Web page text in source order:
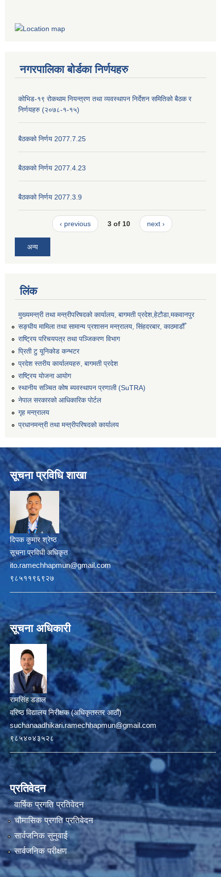
नगरपालिका बोर्डका निर्णयहरु
कोभिड-१९ रोकथाम नियन्त्रण तथा व्यवस्थापन निर्देशन समितिको बैठक र
निर्णयहरु (२०७८-१-१५)
बैठकको निर्णय 2077.7.25
बैठकको निर्णय 2077.4.23
बैठकको निर्णय 2077.3.9
‹ previous 3 of 10 next ›
अन्य
लिंक
मुख्यमन्त्री तथा मन्त्रीपरिषदको कार्यालय, बागमती प्रदेश,हेटाैडा,मकवानपुर
सङ्‍घीय मामिला तथा सामान्य प्रशासन मन्त्रालय, सिंहदरबार, काठमाडौँ
राष्ट्रिय परिचयपत्र तथा पञ्जिकरण विभाग
प्रिती टु यूनिकोड कन्भटर
प्रदेश स्तरीय कार्यालयहरु, बागमती प्रदेश
राष्ट्रिय योजना आयोग
स्थानीय सञ्चित कोष ब्यवस्थापन प्रणाली (SuTRA)
नेपाल सरकारको आधिकारिक पोर्टल
गृह मन्त्रालय
प्रधानमन्त्री तथा मन्त्रीपरिषदको कार्यालय
सूचना प्रविधि शाखा
दिपक कुमार श्रेष्ठ
सूचना प्रविधी अधिकृत
ito.ramechhapmun@gmail.com
९८५११९६९२७
सूचना अधिकारी
रामसिंह डडाल
वरिष्ठ विद्यालय निरीक्षक (अधिकृतस्तर आठौं)
suchanaadhikari.ramechhapmun@gmail.com
९८५४०४३५२८
प्रतिवेदन
वार्षिक प्रगति प्रतिवेदन
चौमासिक प्रगति प्रतिवेदन
सार्वजनिक सुनुवाई
सार्वजनिक परीक्षण